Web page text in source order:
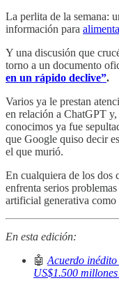
La perlita de la semana:
información para
Y una discusión que
torno a un documento
en un rápido declive”.
Varios ya le prestan
en relación a ChatGPT
conocimos ya fue
que Google quiso decir
el que murió.
En cualquiera de los dos
enfrenta serios
artificial generativa como
En esta edición:
🤖 Acuerdo
US$1.500